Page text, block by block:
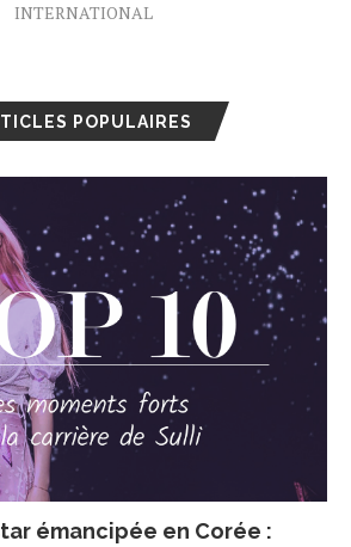
INTERNATIONAL
POPULAIRES
émancipée en Corée :